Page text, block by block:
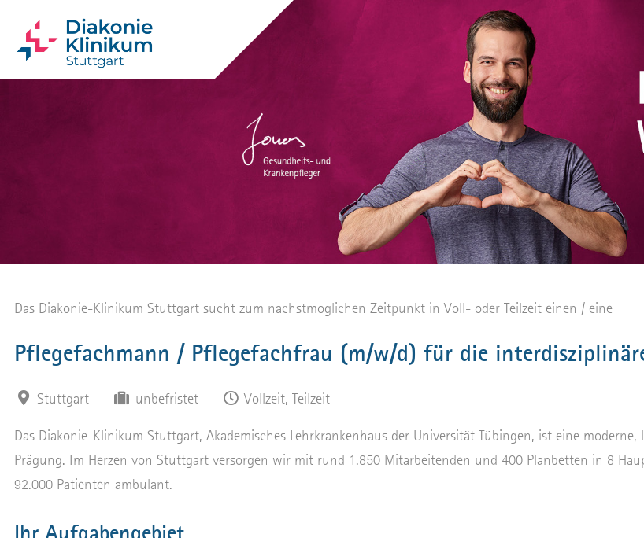
Das Diakonie-Klinikum Stuttgart sucht zum nächstmöglichen Zeitpunkt in Voll- oder Teilzeit einen / eine
Pflegefachmann / Pflegefachfrau (m/w/d) für die
Stuttgart unbefristet Vollzeit, Teilzeit
Das Diakonie-Klinikum Stuttgart, Akademisches Lehrkrankenhaus der Universität Tübingen, ist eine
Prägung. Im Herzen von Stuttgart versorgen wir mit rund 1.850 Mitarbeitenden und 400 Planbetten in 8
92.000 Patienten ambulant.
Ihr Aufgabengebiet